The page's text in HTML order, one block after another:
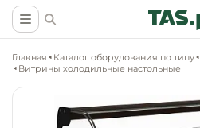
Главная Каталог оборудования по типу
Витрины холодильные настольные